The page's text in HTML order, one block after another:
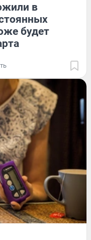
в
будет